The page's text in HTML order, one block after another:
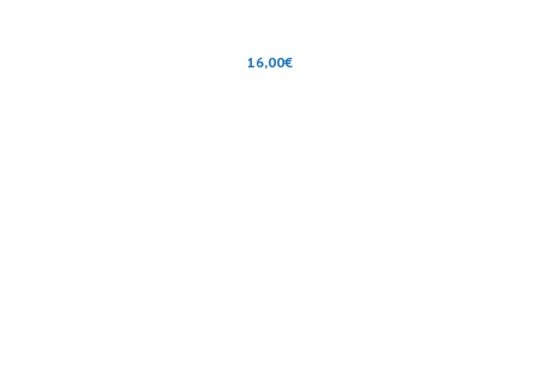
16,00€